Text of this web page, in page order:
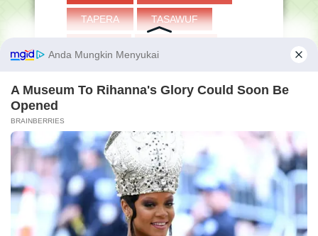
TAPERA TASAWUF
TPG TRIK TUKIN
UJIAN UKKJ UMRAH
UMUM VERVAL PD
WUDHU ZAKAT